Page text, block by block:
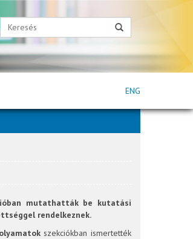
ENG
mutathatták be kutatási
rendelkeznek.
szekciókban ismertették